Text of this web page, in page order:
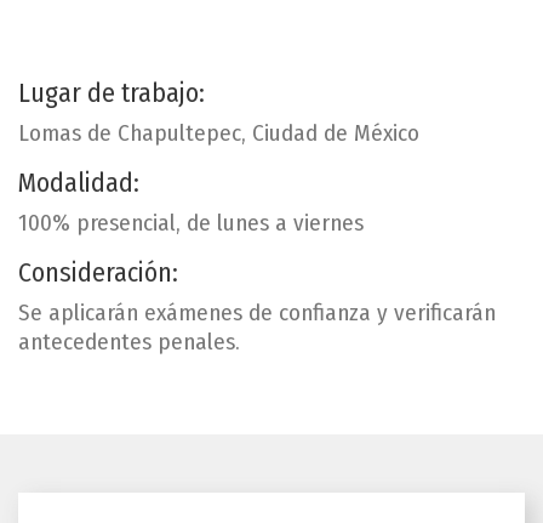
Lugar de trabajo:
Lomas de Chapultepec, Ciudad de México
Modalidad:
100% presencial, de lunes a viernes
Consideración:
Se aplicarán exámenes de confianza y verificarán
antecedentes penales.